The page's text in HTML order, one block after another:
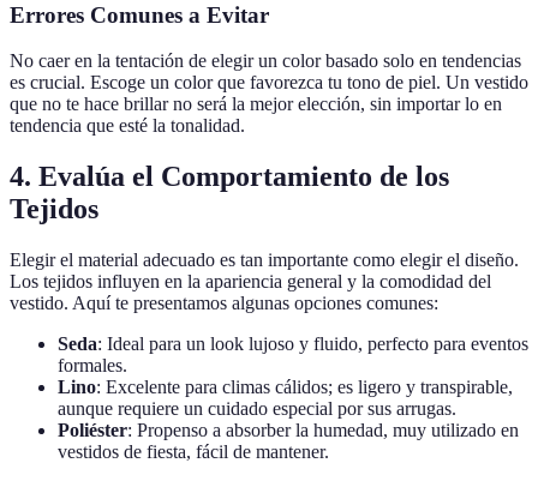
Errores Comunes a Evitar
No caer en la tentación de elegir un color basado solo en tendencias
es crucial. Escoge un color que favorezca tu tono de piel. Un vestido
que no te hace brillar no será la mejor elección, sin importar lo en
tendencia que esté la tonalidad.
4. Evalúa el Comportamiento de los
Tejidos
Elegir el material adecuado es tan importante como elegir el diseño.
Los tejidos influyen en la apariencia general y la comodidad del
vestido. Aquí te presentamos algunas opciones comunes:
Seda: Ideal para un look lujoso y fluido, perfecto para eventos
formales.
Lino: Excelente para climas cálidos; es ligero y transpirable,
aunque requiere un cuidado especial por sus arrugas.
Poliéster: Propenso a absorber la humedad, muy utilizado en
vestidos de fiesta, fácil de mantener.